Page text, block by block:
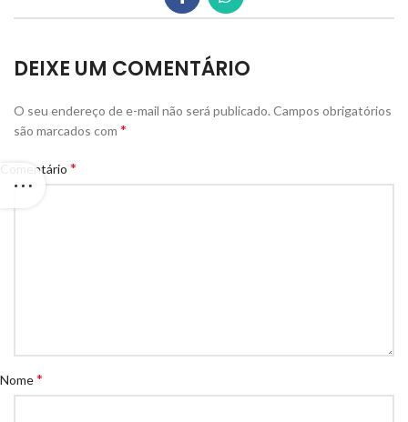
DEIXE UM COMENTÁRIO
O seu endereço de e-mail não será publicado. Campos obrigatórios
são marcados com *
Comentário *
Nome*